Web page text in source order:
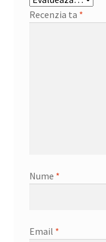
Recenzia ta *
Nume *
Email *